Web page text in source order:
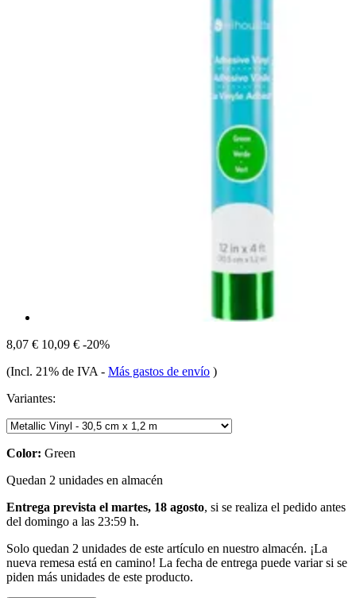
8,07 € 10,09 € -20%
(Incl. 21% de IVA - Más gastos de envío )
Variantes:
Color: Green
Quedan 2 unidades en almacén
Entrega prevista el martes, 18 agosto, si se realiza el pedido antes
del domingo a las 23:59 h.
Solo quedan 2 unidades de este artículo en nuestro almacén. ¡La
nueva remesa está en camino! La fecha de entrega puede variar si se
piden más unidades de este producto.